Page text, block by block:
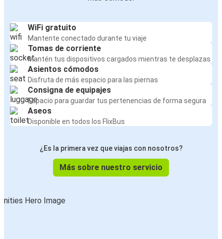
WiFi gratuito
Mantente conectado durante tu viaje
Tomas de corriente
Mantén tus dispositivos cargados mientras te desplazas
Asientos cómodos
Disfruta de más espacio para las piernas
Consigna de equipajes
Espacio para guardar tus pertenencias de forma segura
Aseos
Disponible en todos los FlixBus
¿Es la primera vez que viajas con nosotros?
Más sobre nuestro servicio